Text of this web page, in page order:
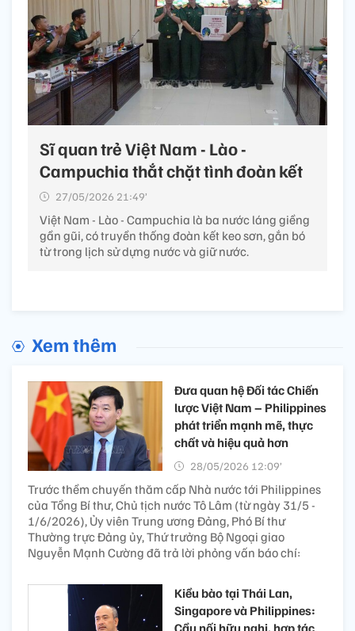
Sĩ quan trẻ Việt Nam - Lào -
Campuchia thắt chặt tình đoàn kết
27/05/2026 21:49’
Việt Nam - Lào - Campuchia là ba nước láng giềng
gần gũi, có truyền thống đoàn kết keo sơn, gắn bó
từ trong lịch sử dựng nước và giữ nước.
Xem thêm
Đưa quan hệ Đối tác Chiến
lược Việt Nam – Philippines
phát triển mạnh mẽ, thực
chất và hiệu quả hơn
28/05/2026 12:09’
Trước thềm chuyến thăm cấp Nhà nước tới Philippines
của Tổng Bí thư, Chủ tịch nước Tô Lâm (từ ngày 31/5 -
1/6/2026), Ủy viên Trung ương Đảng, Phó Bí thư
Thường trực Đảng ủy, Thứ trưởng Bộ Ngoại giao
Nguyễn Mạnh Cường đã trả lời phỏng vấn báo chí:
Kiều bào tại Thái Lan,
Singapore và Philippines:
Cầu nối hữu nghị, hợp tác